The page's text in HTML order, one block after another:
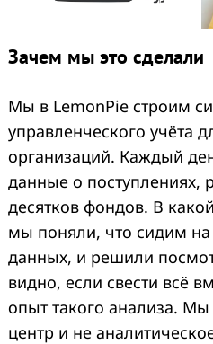
Зачем мы это сделали
Мы в LemonPie строим
управленческого учёта
организаций. Каждый
данные о поступлениях,
десятков фондов. В
мы поняли, что сидим
данных, и решили
видно, если свести всё
опыт такого анализа. Мы
центр и не